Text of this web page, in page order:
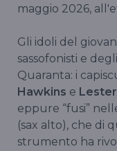
maggio 2026,
Gli idoli del
sassofonisti e
Quaranta: i
Hawkins e
eppure “fusi”
(sax alto), che di
strumento ha